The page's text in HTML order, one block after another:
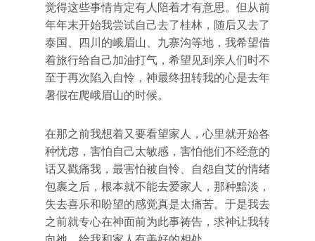
觉得这些事情肯定有人陪着才有意思。但从前
年年末开始我尝试自己去了桂林，随后又去了
泰国、四川的峨眉山、九寨沟等地，我希望借
着旅行给自己加油打气，希望见到亲人们时不
至于再次陷入自怜，神最终扭转我的心是去年
暑假在爬峨眉山的时候。
在那之前我想着又要看望家人，心里就开始各
种忧虑，害怕自己太敏感，害怕他们不经意的
话又戳痛我，最害怕被自怜、自怨自艾的情绪
包裹之后，根本就不能去爱家人，那种黯淡，
失去喜乐和盼望的感觉真是太痛苦。于是我去
之前就专心在神面前为此事祷告，求神让我转